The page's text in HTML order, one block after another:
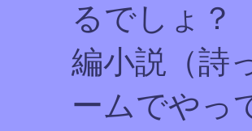
るでしょ？
編小説（詩
ームでやっ